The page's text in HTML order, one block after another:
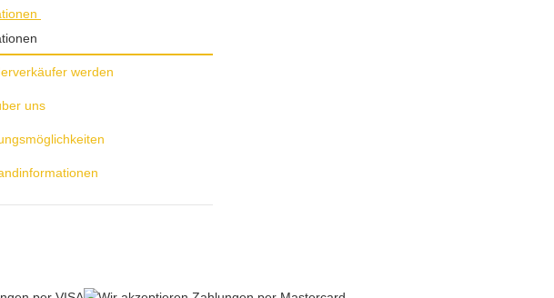
werden
uns